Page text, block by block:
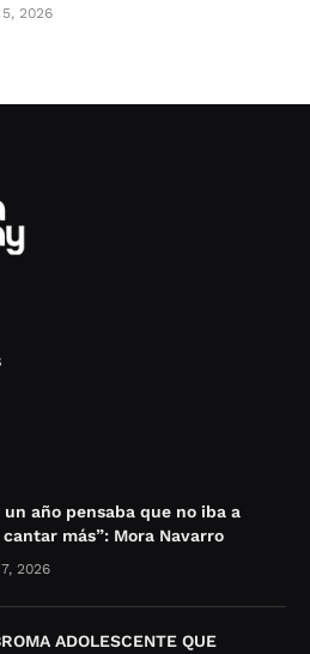
2026
un año pensaba que no iba a
más”: Mora Navarro
2026
ADOLESCENTE QUE